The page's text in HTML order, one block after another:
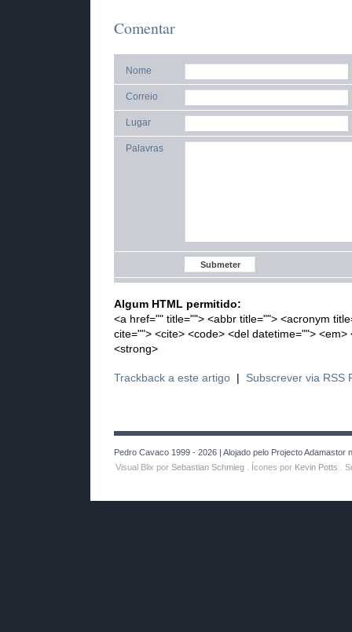
Comentar
Nome
Correio
Lugar
Palavras
Algum HTML permitido:
<a href="" title=""> <abbr title=""> <acronym
cite=""> <cite> <code> <del datetime=""> <em>
<strong>
Trackback a este artigo Subscrever via RSS
Pedro Cavaco 1999 - 2026 | Alojado pelo Projecto
Visual Blix por Sebastian Schmieg . Ícones por Kevin Potts .